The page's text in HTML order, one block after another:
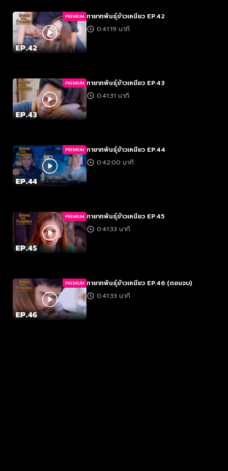
PREMIUM ทายาทพันธุ์ข้าวเหนียว EP.42
0:41:19 นาที
PREMIUM ทายาทพันธุ์ข้าวเหนียว EP.43
0:41:31 นาที
PREMIUM ทายาทพันธุ์ข้าวเหนียว EP.44
0:42:00 นาที
PREMIUM ทายาทพันธุ์ข้าวเหนียว EP.45
0:41:33 นาที
PREMIUM ทายาทพันธุ์ข้าวเหนียว EP.46 (ตอนจบ)
0:41:33 นาที